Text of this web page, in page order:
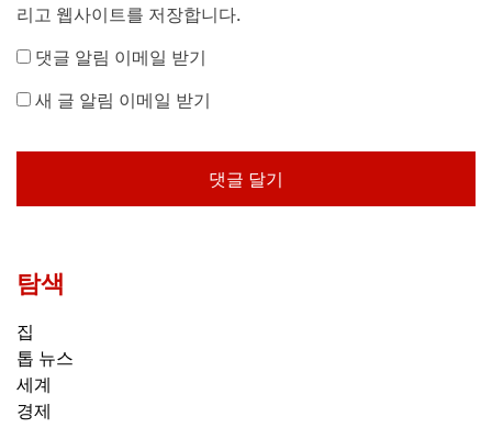
리고 웹사이트를 저장합니다.
댓글 알림 이메일 받기
새 글 알림 이메일 받기
탐색
집
톱 뉴스
세계
경제